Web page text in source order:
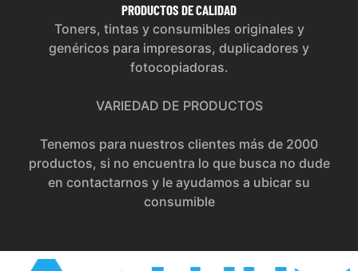
PRODUCTOS DE CALIDAD
Toners, tintas y consumibles originales y
genéricos para impresoras, duplicadores y
fotocopiadoras.
VARIEDAD DE PRODUCTOS
Tenemos para nuestros clientes más de 2000
productos, si no encuentra lo que busca no dude
en contactarnos y le ayudamos a ubicar su
consumible